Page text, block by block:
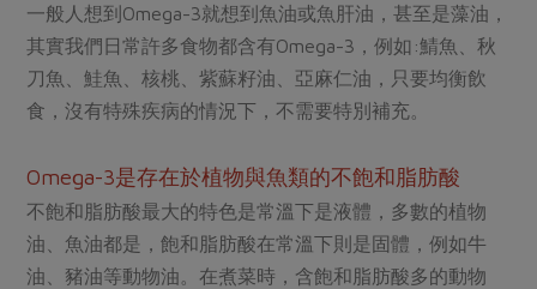
一般人想到Omega-3就想到魚油或魚肝油，甚至是藻油，
其實我們日常許多食物都含有Omega-3，例如:鯖魚、秋
刀魚、鮭魚、核桃、紫蘇籽油、亞麻仁油，只要均衡飲
食，沒有特殊疾病的情況下，不需要特別補充。
Omega-3是存在於植物與魚類的不飽和脂肪酸
不飽和脂肪酸最大的特色是常溫下是液體，多數的植物
油、魚油都是，飽和脂肪酸在常溫下則是固體，例如牛
油、豬油等動物油。在煮菜時，含飽和脂肪酸多的動物